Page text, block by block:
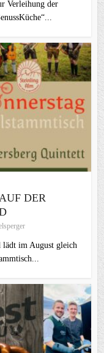
Verleihung der
DER
im August gleich